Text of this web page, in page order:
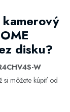
disku?
W
si môžete kúpiť od